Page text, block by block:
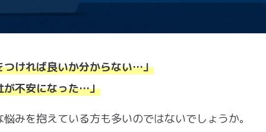
つければ良いか分からない…」
が不安になった…」
みを抱えている方も多いのではないでしょうか。